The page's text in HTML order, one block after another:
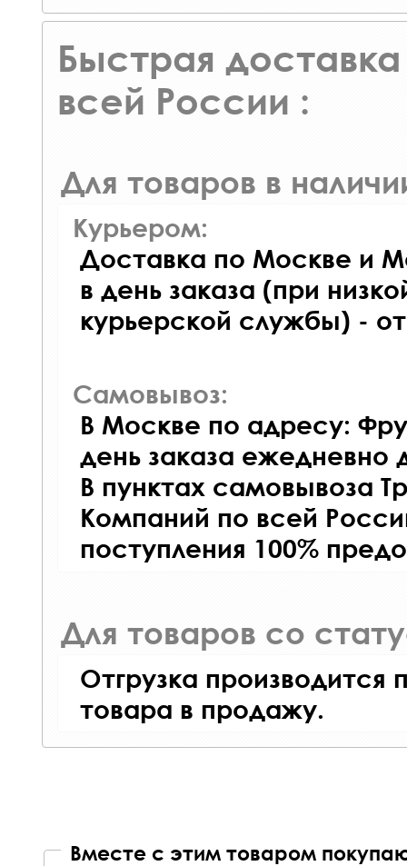
Быстрая доставка
всей России :
Для товаров в
Курьером:
Доставка по Москве и
в день заказа (при
курьерской службы) -
Самовывоз:
В Москве по адресу:
день заказа ежедневно
В пунктах самовывоза
Компаний по всей
поступления 100%
Для товаров со
Отгрузка производится
товара в продажу.
Вместе с этим товаром